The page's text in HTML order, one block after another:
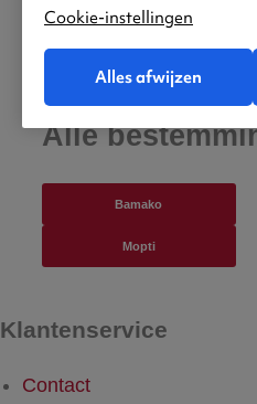
Alle
Bamako
Mopti
Klantenservice
Contact
Cookie-instellingen
Alles afwijzen